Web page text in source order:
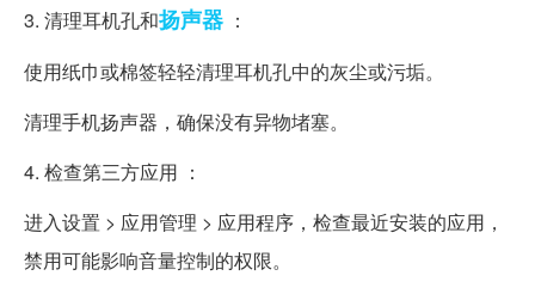
3. 清理耳机孔和扬声器 ：
使用纸巾或棉签轻轻清理耳机孔中的灰尘或污垢。
清理手机扬声器，确保没有异物堵塞。
4. 检查第三方应用 ：
进入设置 > 应用管理 > 应用程序，检查最近安装的应用，
禁用可能影响音量控制的权限。